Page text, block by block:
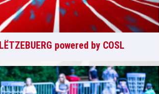
powered by COSL